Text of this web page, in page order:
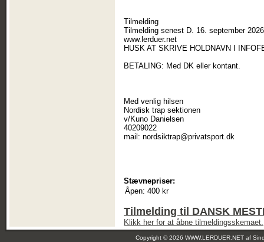
Tilmelding
Tilmelding senest D. 16. september
www.lerduer.net
HUSK AT SKRIVE HOLDNAVN I
BETALING: Med DK eller kontant.
Med venlig hilsen
Nordisk trap sektionen
v/Kuno Danielsen
40209022
mail: nordsiktrap@privatsport.dk
Stævnepriser:
Åpen: 400 kr
Tilmelding til DANSK
Klikk her for at åbne tilmeldingsskemaet.
Copyright © 2026 WWW.LERDUER.NET af